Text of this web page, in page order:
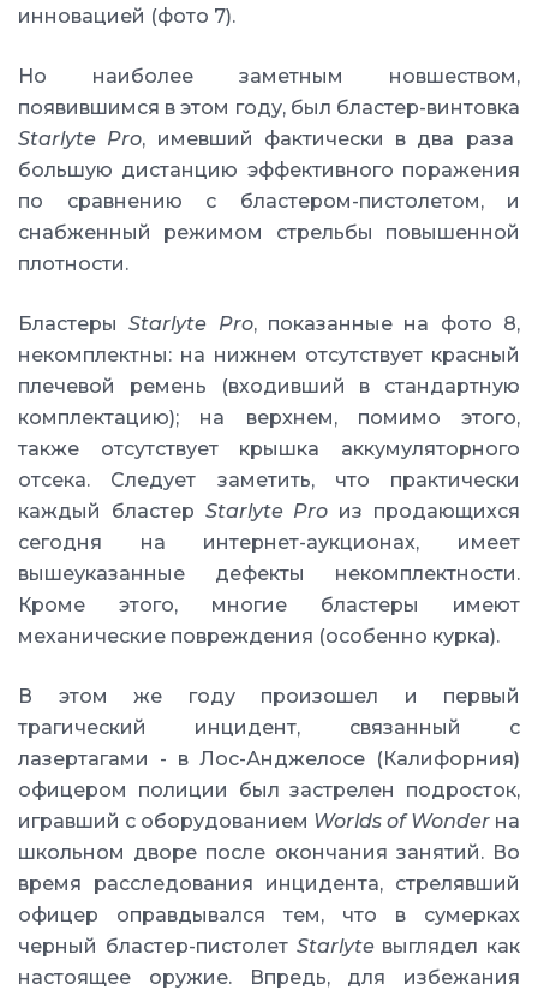
инновацией (фото 7).
Но наиболее заметным новшеством,
появившимся в этом году, был бластер-винтовка
Starlyte Pro, имевший фактически в два раза
большую дистанцию эффективного поражения
по сравнению с бластером-пистолетом, и
снабженный режимом стрельбы повышенной
плотности.
БластерыStarlyte Pro, показанные на фото 8,
некомплектны: на нижнем отсутствует красный
плечевой ремень (входивший в стандартную
комплектацию); на верхнем, помимо этого,
также отсутствует крышка аккумуляторного
отсека. Следует заметить, что практически
каждый бластер Starlyte Pro из продающихся
сегодня на интернет-аукционах, имеет
вышеуказанные дефекты некомплектности.
Кроме этого, многие бластеры имеют
механические повреждения (особенно курка).
В этом же году произошел и первый
трагический инцидент, связанный с
лазертагами - в Лос-Анджелосе (Калифорния)
офицером полиции был застрелен подросток,
игравший с оборудованием Worlds of Wonder на
школьном дворе после окончания занятий. Во
время расследования инцидента, стрелявший
офицер оправдывался тем, что в сумерках
черный бластер-пистолет Starlyte выглядел как
настоящее оружие. Впредь, для избежания